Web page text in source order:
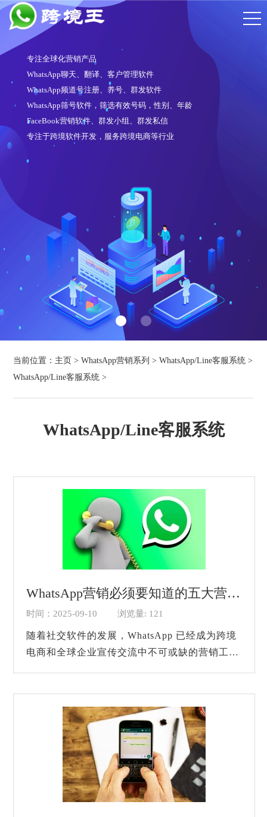
专注全球化营销产品
WhatsApp聊天、翻译、客户管理软件
WhatsApp频道号注册、养号、群发软件
WhatsApp筛号软件，筛选有效号码，性别、年龄
FaceBook营销软件、群发小组、群发私信
专注于跨境软件开发，服务跨境电商等行业
当前位置： 主页 >WhatsApp营销系列 >WhatsApp/Line客服系统 >
WhatsApp/Line客服系统 >
WhatsApp/Line客服系统
WhatsApp营销必须要知道的五大营销技巧！
时间：2025-09-10 浏览量: 121
随着社交软件的发展，WhatsApp 已经成为跨境
电商和全球企业宣传交流中不可或缺的营销工具